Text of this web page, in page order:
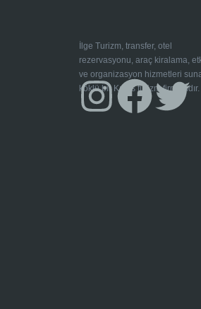
İlge Turizm , transfer, otel
rezervasyonu, araç kiralama,
ve organizasyon hizmetleri
köklü bir Kıbrıs turizm firmasıdır.